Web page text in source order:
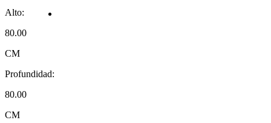
Alto:
80.00
CM
Profundidad:
80.00
CM